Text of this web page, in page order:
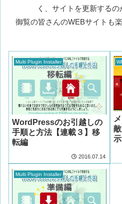
く、サイトを更新するの
御覧の皆さんのWEBサイトも
Multi Plugin Installer
WordPressのお引越しの
手順と方法【連載３】移
転編
2016.07.14
Multi Plugin Installer